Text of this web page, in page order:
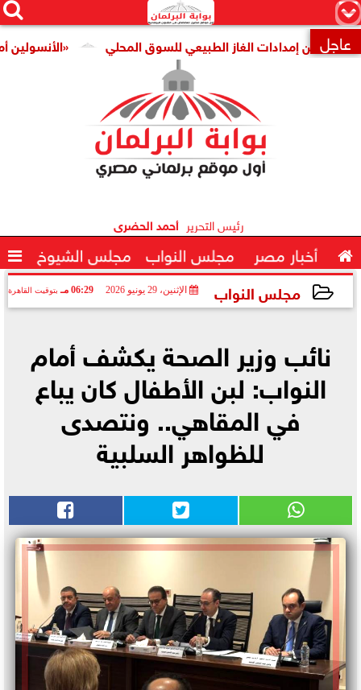
×


 عاجل «الأنسولين أمن إمدادات الغاز الطبيعي للسوق المحلي
رئيس التحرير أحمد الحضرى
 أخبار مصر مجلس النواب مجلس الشيوخ 
مجلس النواب الإثنين، 29 يونيو 2026 06:29 مـ بتوقيت القاهرة
نائب وزير الصحة يكشف أمام
النواب: لبن الأطفال كان يباع
في المقاهي.. ونتصدى
للظواهر السلبية